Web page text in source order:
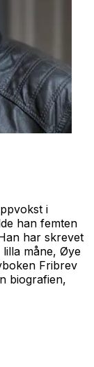
i
han femten
har skrevet
måne, Øye
Fribrev
biografien,